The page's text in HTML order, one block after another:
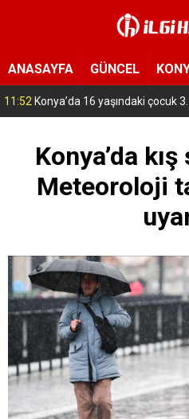
ANASAYFA GÜNCEL
11:05 Konya sanayisine dev hamle! Binlerce kişiye istihdam kapısı olacak
Konya’da
Meteoroloji